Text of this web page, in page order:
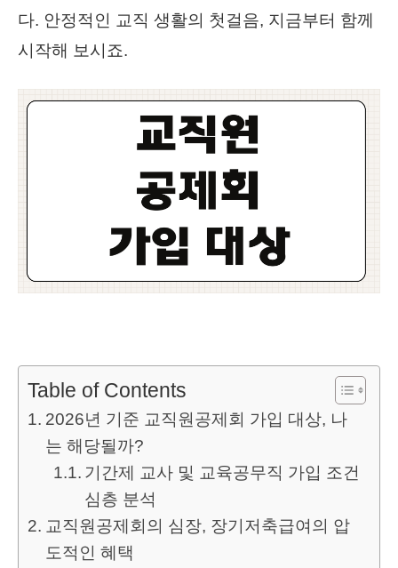
다. 안정적인 교직 생활의 첫걸음, 지금부터 함께
시작해 보시죠.
Table of Contents
2026년 기준 교직원공제회 가입 대상, 나
는 해당될까?
기간제 교사 및 교육공무직 가입 조건
심층 분석
교직원공제회의 심장, 장기저축급여의 압
도적인 혜택